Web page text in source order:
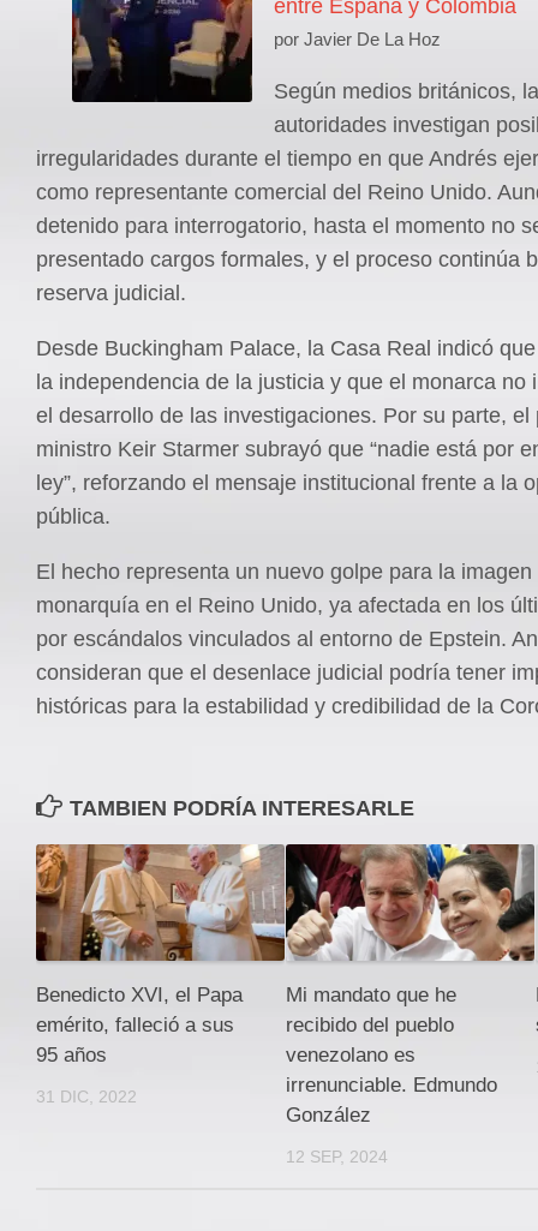
entre España y Colombia
por Javier De La Hoz
Según medios británicos,
autoridades investigan
irregularidades durante el tiempo en que Andrés
como representante comercial del Reino Unido.
detenido para interrogatorio, hasta el momento no
presentado cargos formales, y el proceso continúa
reserva judicial.
Desde Buckingham Palace, la Casa Real indicó
la independencia de la justicia y que el monarca no
el desarrollo de las investigaciones. Por su parte, el
ministro Keir Starmer subrayó que “nadie está por
ley”, reforzando el mensaje institucional frente a la
pública.
El hecho representa un nuevo golpe para la imagen
monarquía en el Reino Unido, ya afectada en los
por escándalos vinculados al entorno de Epstein.
consideran que el desenlace judicial podría tener
históricas para la estabilidad y credibilidad de la
TAMBIEN PODRÍA INTERESARLE
Benedicto XVI, el Papa
emérito, falleció a sus
95 años
31 DIC, 2022
Mi mandato que he
recibido del pueblo
venezolano es
irrenunciable. Edmundo
González
12 SEP, 2024